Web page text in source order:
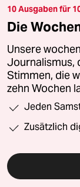
10 Ausgaben für
Die
Unsere
Journalismus,
Stimmen, die
zehn Wochen
Jeden
Zusätzlich